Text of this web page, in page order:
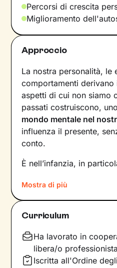
Percorsi di crescita
Miglioramento
Approccio
La nostra personalità, le
comportamenti derivano
aspetti di cui non siamo
passati costruiscono,
mondo mentale nel
influenza il presente,
conto.
È nell’infanzia, in
e agire: leesperienze
infatti, vengono
riproposte nelle relazioni
che in età adulta si
automatica - è la chiave
cambiamento.
Mostra di più
Curriculum
Ha lavorato in
libera/o professionista
Iscritta all'Ordine